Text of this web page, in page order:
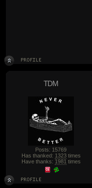
TDM
Posts: 15769
Has thanked: 1323times
Have thanks: 1981 times